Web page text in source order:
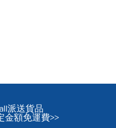
派送貨品
金額免運費>>